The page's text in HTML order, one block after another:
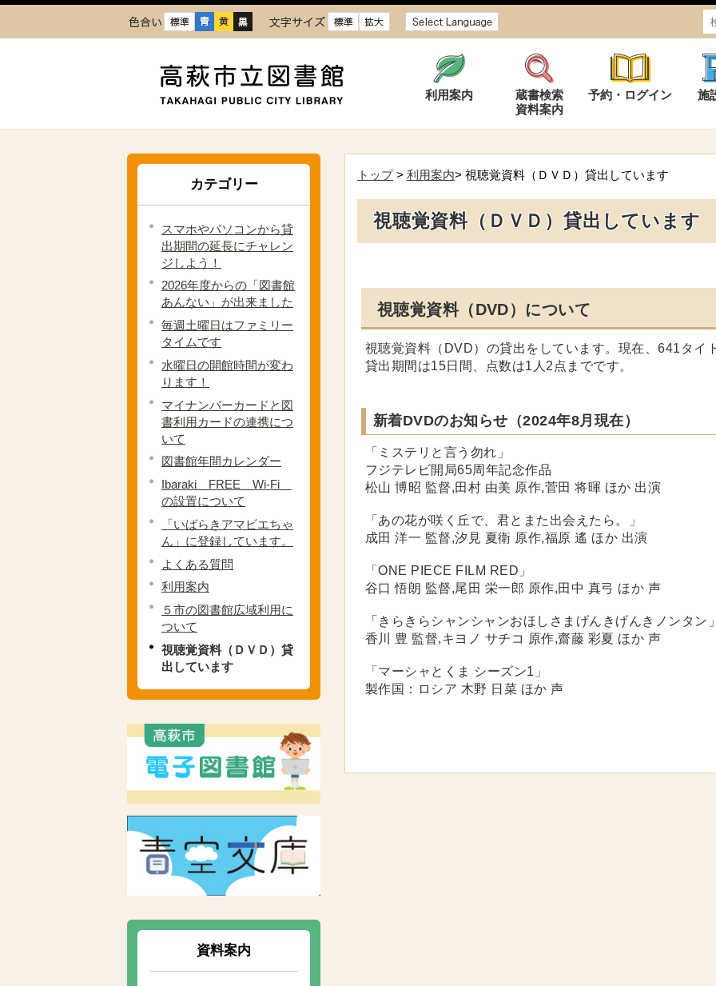
色合い 文字サイズ
利用案内
蔵書検索
資料案内
予約・ログイン 施
カテゴリー
スマホやパソコンから貸
出期間の延長にチャレン
ジしよう！
2026年度からの「図書館
あんない」が出来ました
毎週土曜日はファミリー
タイムです
水曜日の開館時間が変わ
ります！
マイナンバーカードと図
書利用カードの連携につ
いて
図書館年間カレンダー
Ibaraki FREE Wi-Fi
の設置について
「いばらきアマビエちゃ
ん」に登録しています。
よくある質問
利用案内
５市の図書館広域利用に
ついて
視聴覚資料（ＤＶＤ）貸
出しています
資料案内
トップ> 利用案内> 視聴覚資料（ＤＶＤ）貸出しています
視聴覚資料（ＤＶＤ）貸出しています
視聴覚資料（DVD）について
視聴覚資料（DVD）の貸出をしています。現在、641タイ
貸出期間は15日間、点数は1人2点までです。
新着DVDのお知らせ（2024年8月現在）
「ミステリと言う勿れ」
フジテレビ開局65周年記念作品
松山 博昭 監督,田村 由美 原作,菅田 将暉 ほか 出演
「あの花が咲く丘で、君とまた出会えたら。」
成田 洋一 監督,汐見 夏衛 原作,福原 遙 ほか 出演
「ONE PIECE FILM RED」
谷口 悟朗 監督,尾田 栄一郎 原作,田中 真弓 ほか 声
「きらきらシャンシャンおほしさまげんきげんきノンタン
香川 豊 監督,キヨノ サチコ 原作,齋藤 彩夏 ほか 声
「マーシャとくま シーズン1」
製作国：ロシア 木野 日菜 ほか 声